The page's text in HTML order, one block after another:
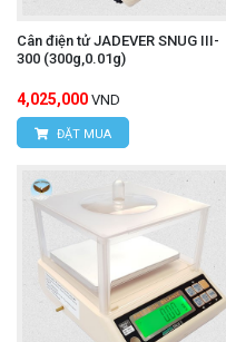
Cân điện tử JADEVER SNUG III-
300 (300g,0.01g)
4,025,000 VND
ĐẶT MUA